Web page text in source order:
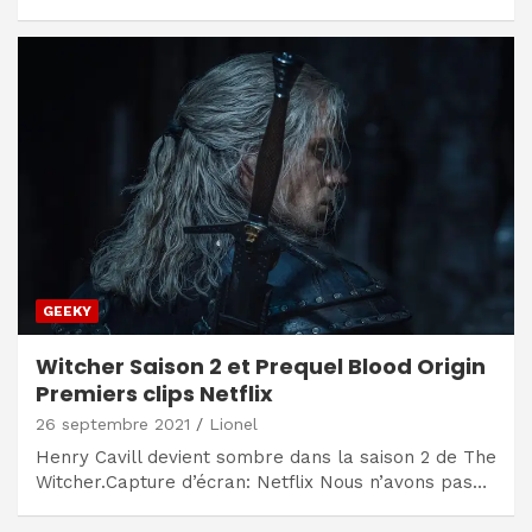
GEEKY
Witcher Saison 2 et Prequel Blood Origin
Premiers clips Netflix
26 septembre 2021 Lionel
Henry Cavill devient sombre dans la saison 2 de The
Witcher.Capture d’écran: Netflix Nous n’avons pas…